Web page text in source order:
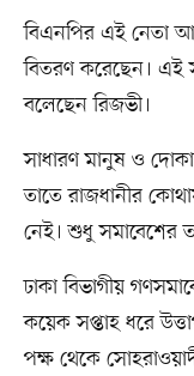
বিএনপির এই নেতা
বিতরণ করেছেন। এই
বলেছেন রিজভী।
সাধারণ মানুষ ও
তাতে রাজধানীর
নেই। শুধু সমাবেশের
ঢাকা বিভাগীয়
কয়েক সপ্তাহ ধরে
পক্ষ থেকে